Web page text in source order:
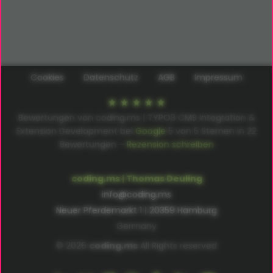
coding.ms | Thomas Deuling
info@coding.ms
Neuer Pferdemarkt 1 | 20359 Hamburg
coding.ms
Cookies Datenschutz AGB Impressum
Bewertungen von coding.ms | TYPO3 CMS Integration &
Google
Bewertungen – Rezension schreiben